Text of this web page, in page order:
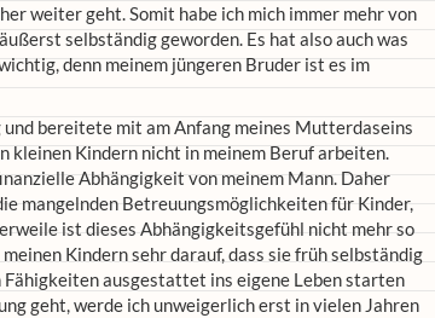
weiter geht. Somit habe ich mich immer mehr von
selbständig geworden. Es hat also auch was
denn meinem jüngeren Bruder ist es im
bereitete mit am Anfang meines Mutterdaseins
kleinen Kindern nicht in meinem Beruf arbeiten.
Abhängigkeit von meinem Mann. Daher
mangelnden Betreuungsmöglichkeiten für Kinder,
ist dieses Abhängigkeitsgefühl nicht mehr so
Kindern sehr darauf, dass sie früh selbständig
ausgestattet ins eigene Leben starten
geht, werde ich unweigerlich erst in vielen Jahren